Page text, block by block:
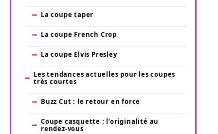
La coupe taper
La coupe French Crop
La coupe Elvis Presley
Les tendances actuelles pour les coupes
très courtes
Buzz Cut : le retour en force
Coupe casquette : l’originalité au
rendez-vous